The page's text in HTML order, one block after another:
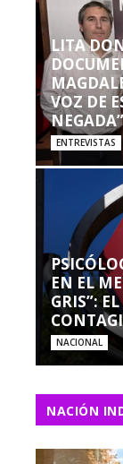
LITA
VOZ DE
NEGADA”
ENTREVISTAS
EN EL
GRIS”:
NACIONAL
NACIÓN